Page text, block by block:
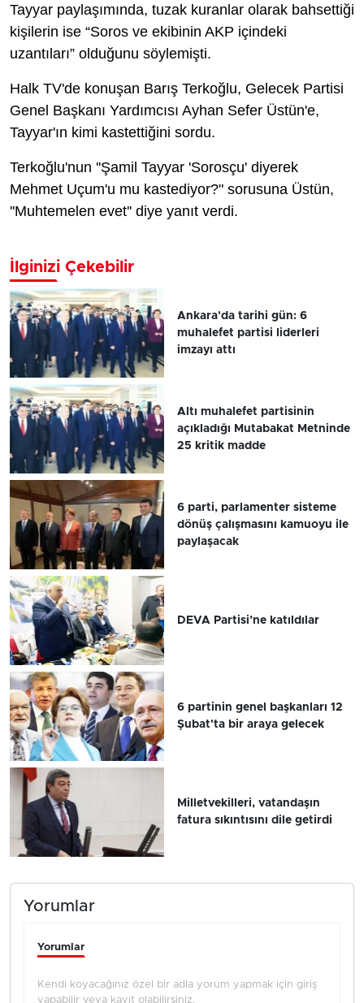
Tayyar paylaşımında, tuzak kuranlar olarak bahsettiği
kişilerin ise “Soros ve ekibinin AKP içindeki
uzantıları” olduğunu söylemişti.
Halk TV'de konuşan Barış Terkoğlu, Gelecek Partisi
Genel Başkanı Yardımcısı Ayhan Sefer Üstün'e,
Tayyar'ın kimi kastettiğini sordu.
Terkoğlu'nun ''Şamil Tayyar 'Sorosçu' diyerek
Mehmet Uçum'u mu kastediyor?" sorusuna Üstün,
''Muhtemelen evet'' diye yanıt verdi.
İlginizi Çekebilir
Ankara'da tarihi gün: 6
muhalefet partisi liderleri
imzayı attı
Altı muhalefet partisinin
açıkladığı Mutabakat Metninde
25 kritik madde
6 parti, parlamenter sisteme
dönüş çalışmasını kamuoyu ile
paylaşacak
DEVA Partisi’ne katıldılar
6 partinin genel başkanları 12
Şubat'ta bir araya gelecek
Milletvekilleri, vatandaşın
fatura sıkıntısını dile getirdi
Yorumlar
Yorumlar
Kendi koyacağınız özel bir adla yorum yapmak için giriş
yapabilir veya kayıt olabilirsiniz.